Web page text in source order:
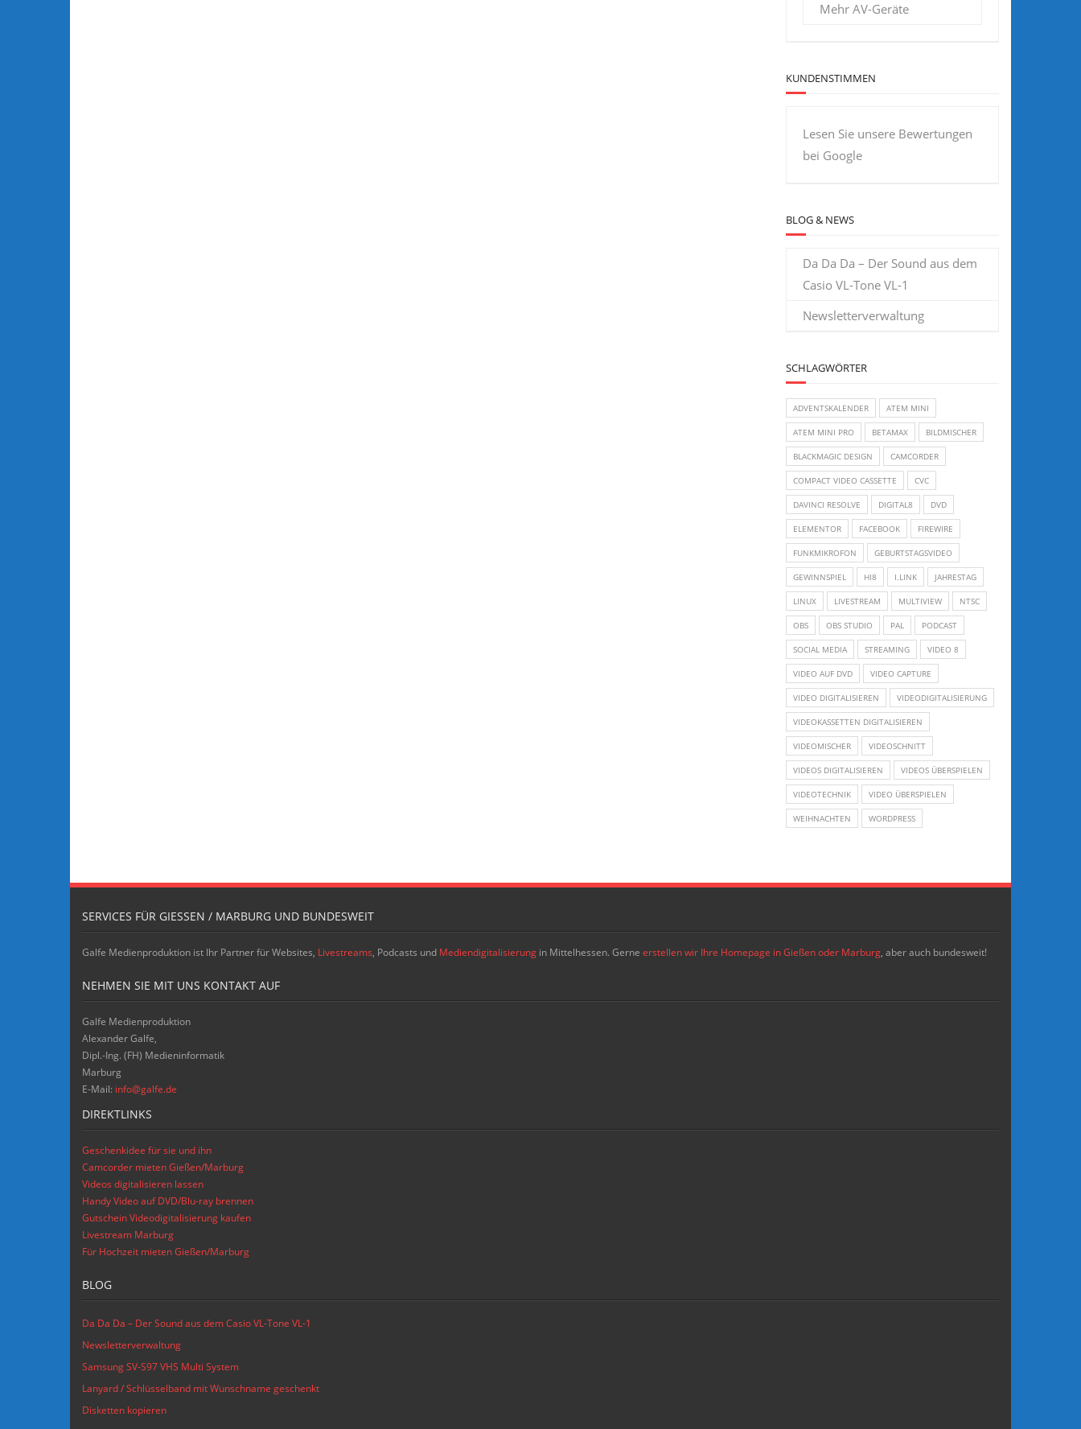
Mehr AV-Geräte
KUNDENSTIMMEN
Lesen Sie unsere Bewertungen
bei Google
BLOG & NEWS
Da Da Da – Der Sound aus dem
Casio VL-Tone VL-1
Newsletterverwaltung
SCHLAGWÖRTER
ADVENTSKALENDER ATEM MINI
ATEM MINI PRO BETAMAX BILDMISCHER
BLACKMAGIC DESIGN CAMCORDER
COMPACT VIDEO CASSETTE CVC
DAVINCI RESOLVE DIGITAL8 DVD
ELEMENTOR FACEBOOK FIREWIRE
FUNKMIKROFON GEBURTSTAGSVIDEO
GEWINNSPIEL HI8 I.LINK JAHRESTAG
LINUX LIVESTREAM MULTIVIEW NTSC
OBS OBS STUDIO PAL PODCAST
SOCIAL MEDIA STREAMING VIDEO 8
VIDEO AUF DVD VIDEO CAPTURE
VIDEO DIGITALISIEREN VIDEODIGITALISIERUNG
VIDEOKASSETTEN DIGITALISIEREN
VIDEOMISCHER VIDEOSCHNITT
VIDEOS DIGITALISIEREN VIDEOS ÜBERSPIELEN
VIDEOTECHNIK VIDEO ÜBERSPIELEN
WEIHNACHTEN WORDPRESS
SERVICES FÜR GIESSEN / MARBURG UND BUNDESWEIT
Galfe Medienproduktion ist Ihr Partner für Websites, Livestreams, Podcasts und Mediendigitalisierung in Mittelhessen. Gerne erstellen wir Ihre Homepage in Gießen oder Marburg, aber auch bundesweit!
NEHMEN SIE MIT UNS KONTAKT AUF
Galfe Medienproduktion
Alexander Galfe,
Dipl.-Ing. (FH) Medieninformatik
Marburg
E-Mail: info@galfe.de
DIREKTLINKS
Geschenkidee für sie und ihn
Camcorder mieten Gießen/Marburg
Videos digitalisieren lassen
Handy Video auf DVD/Blu-ray brennen
Gutschein Videodigitalisierung kaufen
Livestream Marburg
Für Hochzeit mieten Gießen/Marburg
BLOG
Da Da Da – Der Sound aus dem Casio VL-Tone VL-1
Newsletterverwaltung
Samsung SV-S97 VHS Multi System
Lanyard / Schlüsselband mit Wunschname geschenkt
Disketten kopieren